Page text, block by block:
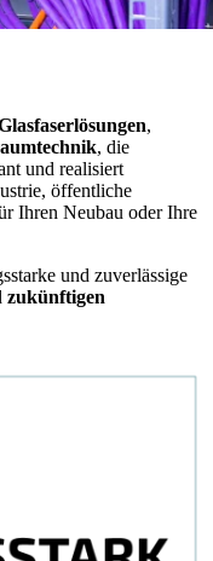
,
, die
und realisiert
öffentliche
Ihren Neubau oder Ihre
und zuverlässige
zukünftigen